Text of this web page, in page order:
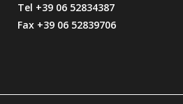
Tel +39 06 52834387
Fax +39 06 52839706